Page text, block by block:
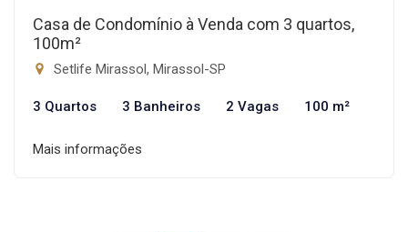
Casa de Condomínio à Venda com 3 quartos,
100m²
Setlife Mirassol, Mirassol-SP
3 Quartos 3 Banheiros 2 Vagas 100 m²
Mais informações